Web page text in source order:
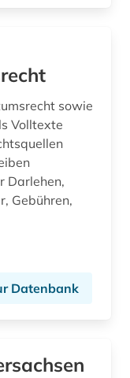
sowie
Volltexte
Darlehen,
Gebühren,
Datenbank